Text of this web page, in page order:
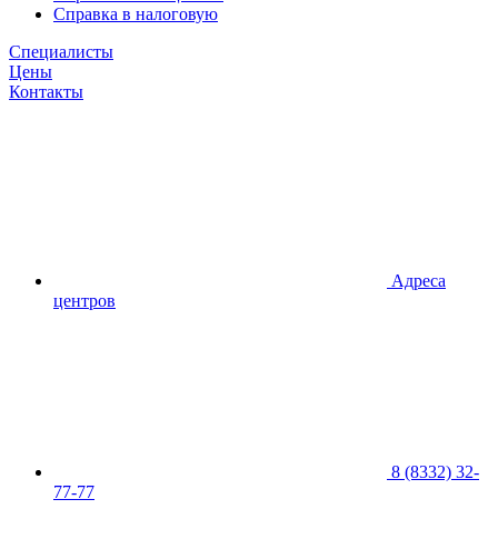
Справка в налоговую
Специалисты
Цены
Контакты
Адреса
центров
8 (8332) 32-
77-77